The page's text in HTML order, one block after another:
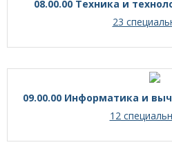
08.00.00 Техника и
23
09.00.00 Информатика и
12